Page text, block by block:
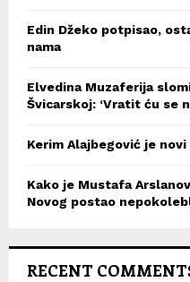
Edin Džeko potpisao,
nama
Elvedina Muzaferija
Švicarskoj: ‘Vratit ću se
Kerim Alajbegović je
Kako je Mustafa
Novog postao
RECENT